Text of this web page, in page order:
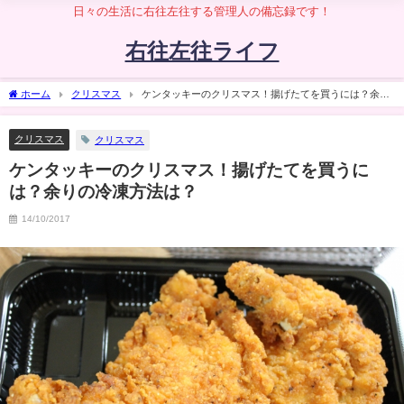
日々の生活に右往左往する管理人の備忘録です！
右往左往ライフ
ホーム クリスマス
ケンタッキーのクリスマス！揚げたてを買うには？余り
の冷凍方法は？
クリスマス クリスマス
ケンタッキーのクリスマス！揚げたてを買うに
は？余りの冷凍方法は？
14/10/2017